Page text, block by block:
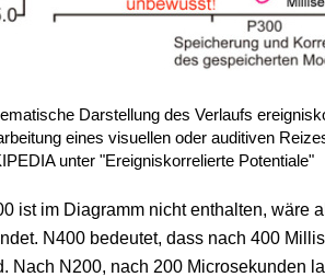
Darstellung des Verlaufs
eines visuellen oder auditiven
unter "Ereigniskorrelierte Potentiale"
ist im Diagramm nicht enthalten, wäre
N400 bedeutet, dass nach 400
Nach N200, nach 200 Microsekunden